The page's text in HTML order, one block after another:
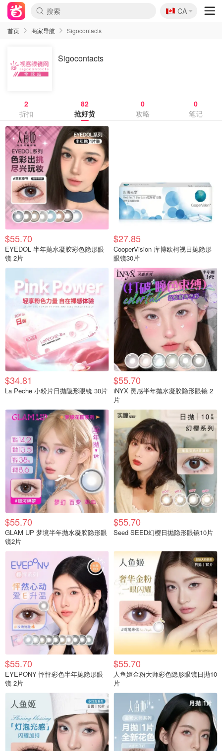
🇨🇦
CA
首页 商家导航 Sigocontacts
Sigocontacts
2
折扣
82
抢好货
0
攻略
0
笔记
$55.70
EYEDOL 半年抛水凝胶彩色隐形眼
镜 2片
$27.85
CooperVision 库博欧柯视日抛隐形
眼镜30片
$34.81
La Peche 小粉片日抛隐形眼镜 30片
$55.70
iNYX 灵感半年抛水凝胶隐形眼镜 2
片
$55.70
GLAM UP 梦境半年抛水凝胶隐形眼
镜2片
$55.70
Seed SEED幻樱日抛隐形眼镜10片
$55.70
EYEPONY 怦怦彩色半年抛隐形眼
镜 2片
$55.70
人鱼姬金粉大师彩色隐形眼镜日抛10
片